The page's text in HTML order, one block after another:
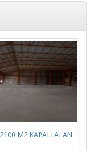
2100 M2 KAPALI ALAN